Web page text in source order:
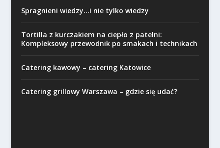
Spragnieni wiedzy…i nie tylko wiedzy
Tortilla z kurczakiem na ciepło z patelni:
Kompleksowy przewodnik po smakach i technikach
Catering kawowy – catering Katowice
Catering grillowy Warszawa – gdzie się udać?